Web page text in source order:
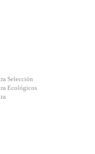
Selección
Ecológicos